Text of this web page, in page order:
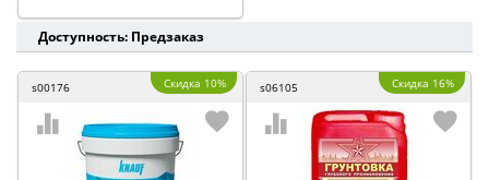
Доступность: Предзаказ
s00176 Скидка 10% s06105 Скидка 16%